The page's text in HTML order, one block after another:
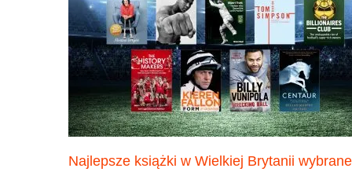
Najlepsze książki w Wielkiej Brytanii wybrane